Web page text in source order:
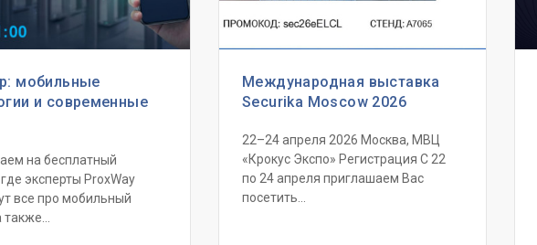
мобильные
и современные
на бесплатный
эксперты ProxWay
все про мобильный
Международная выставка
Securika Moscow 2026
22–24 апреля 2026 Москва, МВЦ
«Крокус Экспо» Регистрация C 22
по 24 апреля приглашаем Вас
посетить...